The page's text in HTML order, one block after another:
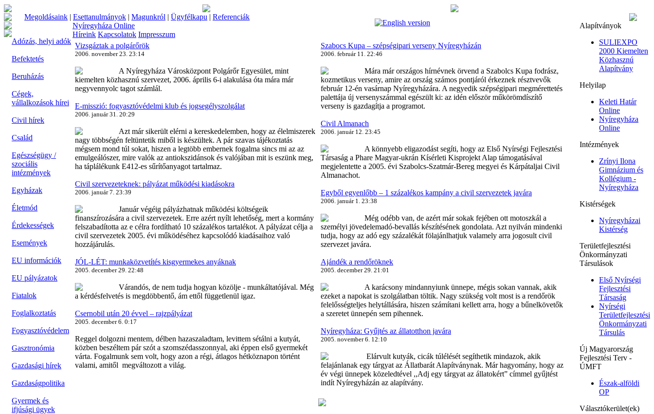
Megoldásaink | Esettanulmányok | Magunkról | Ügyfélkapu | Referenciák
Adózás, helyi adók
Befektetés
Beruházás
Cégek,
vállalkozások hírei
Civil hírek
Család
Egészségügy /
szociális
intézmények
Egyházak
Életmód
Érdekességek
Események
EU információk
EU pályázatok
Fiatalok
Foglalkoztatás
Fogyasztóvédelem
Gasztronómia
Gazdasági hírek
Gazdaságpolitika
Gyermek és
ifjúsági ügyek
Nyíregyháza Online
Híreink Kapcsolatok Impresszum
Vizsgáztak a polgárőrök
2006. november 23. 23:14
A Nyíregyháza Városközpont Polgárőr Egyesület, mint
kiemelten közhasznú szervezet, 2006. április 6-i alakulása óta mára már
negyvennyolc tagot számlál.
E-misszió: fogyasztóvédelmi klub és jogsegélyszolgálat
2006. január 31. 20:29
Azt már sikerült elérni a kereskedelemben, hogy az élelmiszerek
nagy többségén feltüntetik miből is készültek. A pár szavas tájékoztatás
mégsem mond túl sokat, hiszen a legtöbb embernek fogalma sincs mi az az
emulgeálószer, mire valók az antiokszidánsok és valójában mit is eszünk meg,
ha táplálékunk E412-es sűrítőanyagot tartalmaz.
Civil szervezeteknek: pályázat működési kiadásokra
2006. január 7. 23:39
Január végéig pályázhatnak működési költségeik
finanszírozására a civil szervezetek. Erre azért nyílt lehetőség, mert a kormány
felszabadította az e célra fordítható 10 százalékos tartalékot. A pályázat célja a
civil szervezetek 2005. évi működéséhez kapcsolódó kiadásaihoz való
hozzájárulás.
JÓL-LÉT: munkaközvetítés kisgyermekes anyáknak
2005. december 29. 22:48
Várandós, de nem tudja hogyan közölje - munkáltatójával. Még
a kérdésfelvetés is megdöbbentő, ám ettől függetlenül igaz.
Csernobil után 20 évvel – rajzpályázat
2005. december 6. 0:17
Reggel dolgozni mentem, délben hazaszaladtam, levittem sétálni a kutyát,
közben beszéltem pár szót a szomszédasszonnyal, aki éppen első gyermekét
várta. Fogalmunk sem volt, hogy azon a régi, átlagos hétköznapon történt
valami, amitől megváltozott a világ.
Szabocs Kupa – szépségipari verseny Nyíregyházán
2006. február 11. 22:46
Mára már országos hírnévnek örvend a Szabolcs Kupa fodrász,
kozmetikus verseny, amire az ország számos pontjáról érkeznek résztvevők
február 12-én vasárnap Nyíregyházára. A negyedik szépségipari megmérettetés
palettája új versenyszámmal egészült ki: az idén először műkörömdíszítő
verseny is gazdagítja a programot.
Civil Almanach
2006. január 12. 23:45
A könnyebb eligazodást segíti, hogy az Első Nyírségi Fejlesztési
Társaság a Phare Magyar-ukrán Kísérleti Kisprojekt Alap támogatásával
megjelentette a 2005. évi Szabolcs-Szatmár-Bereg megyei és Kárpátaljai Civil
Almanachot.
Egyből egyenlőbb – 1 százalékos kampány a civil szervezetek javára
2006. január 1. 23:38
Még odébb van, de azért már sokak fejében ott motoszkál a
személyi jövedelemadó-bevallás készítésének gondolata. Azt nyilván mindenki
tudja, hogy az adó egy százalékát fölajánlhatjuk valamely arra jogosult civil
szervezet javára.
Ajándék a rendőröknek
2005. december 29. 21:01
A karácsony mindannyiunk ünnepe, mégis sokan vannak, akik
ezeket a napokat is szolgálatban töltik. Nagy szükség volt most is a rendőrök
felelősségteljes helytállására, hiszen számítani kellett arra, hogy a bűnelkövetők
a szeretet ünnepén sem pihennek.
Nyíregyháza: Gyűjtés az állatotthon javára
2005. november 6. 12:10
Elárvult kutyák, cicák túlélését segíthetik mindazok, akik
felajánlanak egy tárgyat az Állatbarát Alapítványnak. Már hagyomány, hogy az
év végi ünnepek közeledtével ,,Adj egy tárgyat az állatokért” címmel gyűjtést
indít Nyíregyházán az alapítvány.
Alapítványok
SULIEXPO
2000 Kiemelten
Közhasznú
Alapítvány
Helyilap
Keleti Határ
Online
Nyíregyháza
Online
Intézmények
Zrínyi Ilona
Gimnázium és
Kollégium -
Nyíregyháza
Kistérségek
Nyíregyházai
Kistérség
Területfejlesztési
Önkormányzati
Társulások
Első Nyírségi
Fejlesztési
Társaság
Nyírségi
Területfejlesztési
Önkormányzati
Társulás
Új Magyarország
Fejlesztési Terv -
ÚMFT
Észak-alföldi
OP
Választókerület(ek)